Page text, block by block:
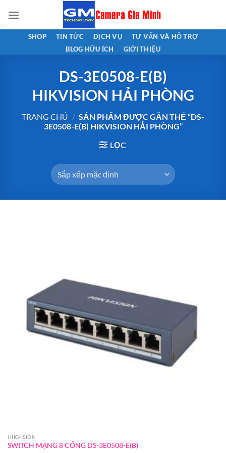
qua
nội
SHOP TIN TỨC DỊCH VỤ
TƯ VẤN VÀ HỖ TRỢ
BLOG HỮU ÍCH
GIỚI THIỆU
DS-3E0508-E(B)
HIKVISION HẢI PHÒNG
TRANG CHỦ / SẢN PHẨM ĐƯỢC GẮN THẺ “DS-
3E0508-E(B) HIKVISION HẢI PHÒNG”
LỌC
HIKVISION
SWITCH MẠNG 8 CỔNG DS-3E0508-E(B)